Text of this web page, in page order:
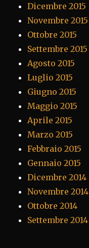
Dicembre 2015
Novembre 2015
Ottobre 2015
Settembre 2015
Agosto 2015
Luglio 2015
Giugno 2015
Maggio 2015
Aprile 2015
Marzo 2015
Febbraio 2015
Gennaio 2015
Dicembre 2014
Novembre 2014
Ottobre 2014
Settembre 2014